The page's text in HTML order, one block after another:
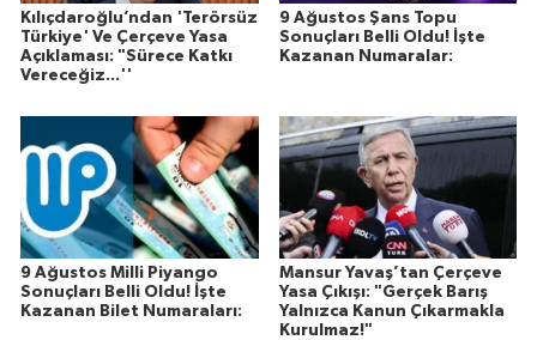
Kılıçdaroğlu’ndan 'Terörsüz
Türkiye' Ve Çerçeve Yasa
Açıklaması: "Sürece Katkı
Vereceğiz...''
9 Ağustos Şans Topu
Sonuçları Belli Oldu! İşte
Kazanan Numaralar:
9 Ağustos Milli Piyango
Sonuçları Belli Oldu! İşte
Kazanan Bilet Numaraları:
Mansur Yavaş’tan Çerçeve
Yasa Çıkışı: "Gerçek Barış
Yalnızca Kanun Çıkarmakla
Kurulmaz!"